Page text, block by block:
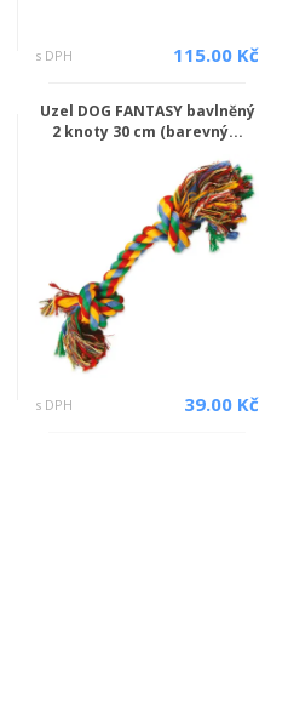
s DPH 115.00 Kč
Uzel DOG FANTASY bavlněný
2 knoty 30 cm (barevný...
s DPH 39.00 Kč